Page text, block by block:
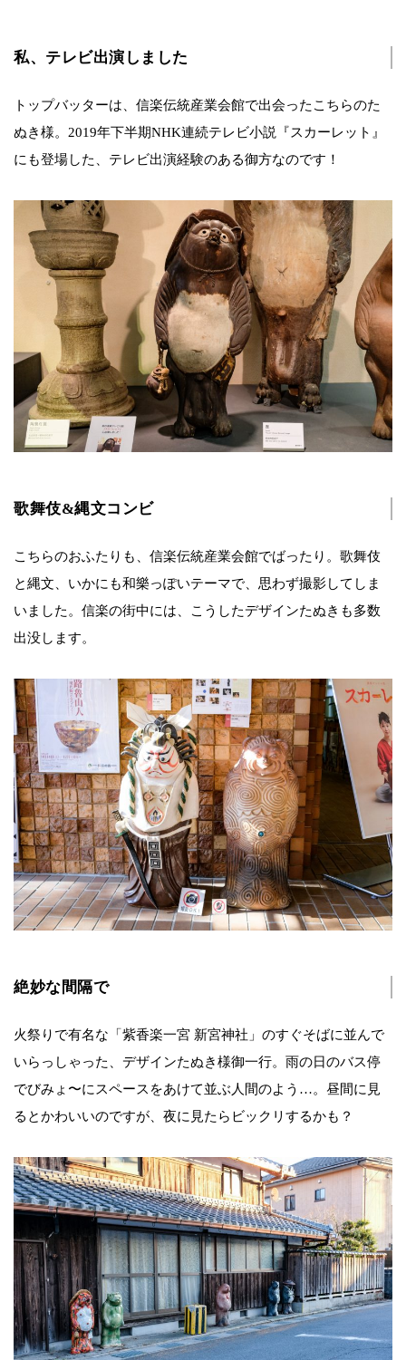
私、テレビ出演しました
トップバッターは、信楽伝統産業会館で出会ったこちらのた
ぬき様。2019年下半期NHK連続テレビ小説『スカーレット』
にも登場した、テレビ出演経験のある御方なのです！
歌舞伎&縄文コンビ
こちらのおふたりも、信楽伝統産業会館でばったり。歌舞伎
と縄文、いかにも和樂っぽいテーマで、思わず撮影してしま
いました。信楽の街中には、こうしたデザインたぬきも多数
出没します。
絶妙な間隔で
火祭りで有名な「紫香楽一宮 新宮神社」のすぐそばに並んで
いらっしゃった、デザインたぬき様御一行。雨の日のバス停
でびみょ〜にスペースをあけて並ぶ人間のよう…。昼間に見
るとかわいいのですが、夜に見たらビックリするかも？